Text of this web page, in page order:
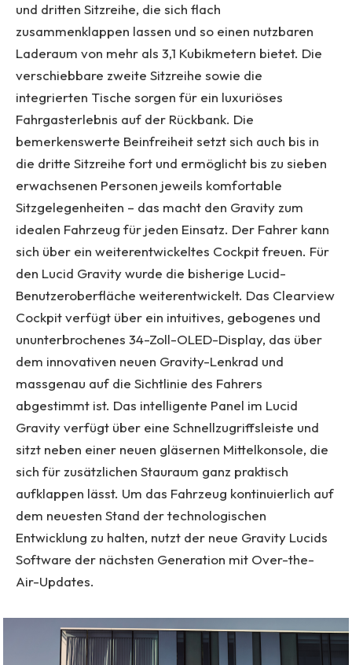
und dritten Sitzreihe, die sich flach
zusammenklappen lassen und so einen nutzbaren
Laderaum von mehr als 3,1 Kubikmetern bietet. Die
verschiebbare zweite Sitzreihe sowie die
integrierten Tische sorgen für ein luxuriöses
Fahrgasterlebnis auf der Rückbank. Die
bemerkenswerte Beinfreiheit setzt sich auch bis in
die dritte Sitzreihe fort und ermöglicht bis zu sieben
erwachsenen Personen jeweils komfortable
Sitzgelegenheiten – das macht den Gravity zum
idealen Fahrzeug für jeden Einsatz. Der Fahrer kann
sich über ein weiterentwickeltes Cockpit freuen. Für
den Lucid Gravity wurde die bisherige Lucid-
Benutzeroberfläche weiterentwickelt. Das Clearview
Cockpit verfügt über ein intuitives, gebogenes und
ununterbrochenes 34-Zoll-OLED-Display, das über
dem innovativen neuen Gravity-Lenkrad und
massgenau auf die Sichtlinie des Fahrers
abgestimmt ist. Das intelligente Panel im Lucid
Gravity verfügt über eine Schnellzugriffsleiste und
sitzt neben einer neuen gläsernen Mittelkonsole, die
sich für zusätzlichen Stauraum ganz praktisch
aufklappen lässt. Um das Fahrzeug kontinuierlich auf
dem neuesten Stand der technologischen
Entwicklung zu halten, nutzt der neue Gravity Lucids
Software der nächsten Generation mit Over-the-
Air-Updates.